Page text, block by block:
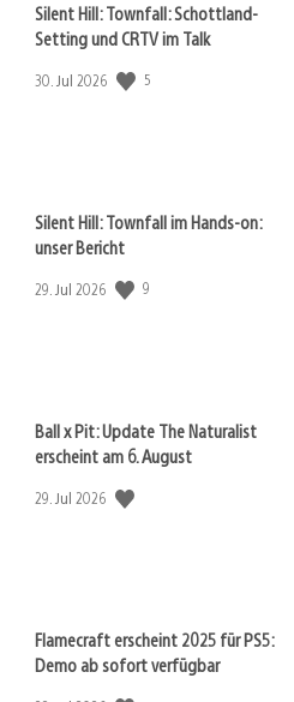
Silent Hill: Townfall: Schottland-
Setting und CRTV im Talk
Veröffentlichungsdatum:
30. Jul 2026 5
Silent Hill: Townfall im Hands-on:
unser Bericht
Veröffentlichungsdatum:
29. Jul 2026 9
Ball x Pit: Update The Naturalist
erscheint am 6. August
Veröffentlichungsdatum:
29. Jul 2026
Flamecraft erscheint 2025 für PS5:
Demo ab sofort verfügbar